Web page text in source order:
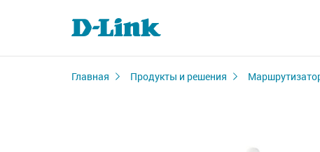
Главная Продукты и решения